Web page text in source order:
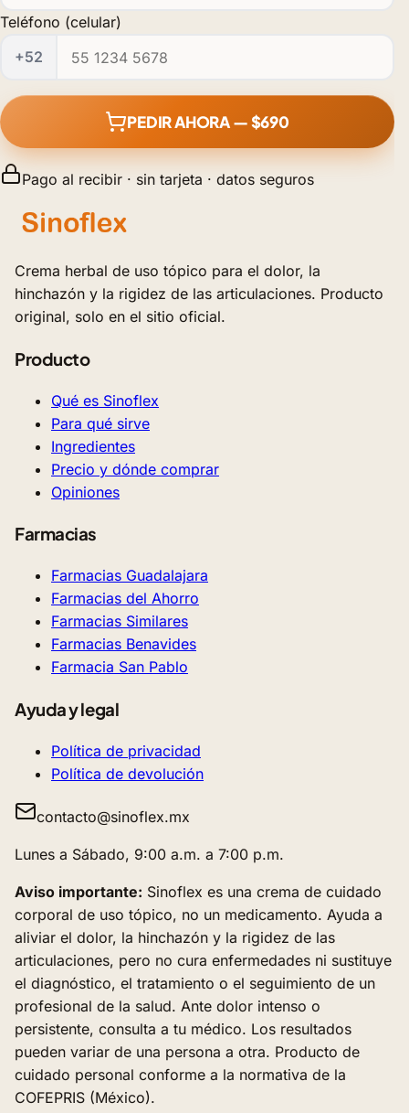
Teléfono (celular)
+52
PEDIR AHORA — $690
Pago al recibir · sin tarjeta · datos seguros
Crema herbal de uso tópico para el dolor, la
hinchazón y la rigidez de las articulaciones. Producto
original, solo en el sitio oficial.
Producto
Qué es Sinoflex
Para qué sirve
Ingredientes
Precio y dónde comprar
Opiniones
Farmacias
Farmacias Guadalajara
Farmacias del Ahorro
Farmacias Similares
Farmacias Benavides
Farmacia San Pablo
Ayuda y legal
Política de privacidad
Política de devolución
contacto@sinoflex.mx
Lunes a Sábado, 9:00 a.m. a 7:00 p.m.
Aviso importante: Sinoflex es una crema de cuidado
corporal de uso tópico, no un medicamento. Ayuda a
aliviar el dolor, la hinchazón y la rigidez de las
articulaciones, pero no cura enfermedades ni sustituye
el diagnóstico, el tratamiento o el seguimiento de un
profesional de la salud. Ante dolor intenso o
persistente, consulta a tu médico. Los resultados
pueden variar de una persona a otra. Producto de
cuidado personal conforme a la normativa de la
COFEPRIS (México).